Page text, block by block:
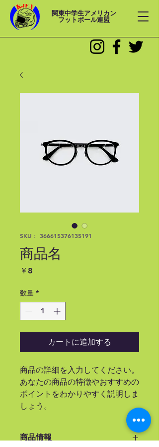
関東中学生アメリカン
フットボール連盟
SKU： 366615376135191
商品名
￥8価
数量 *
カートに追加する
商品の詳細を入力してください。
あなたの商品の特徴やおすすめの
ポイントをわかりやすく説明しま
しょう。
商品情報